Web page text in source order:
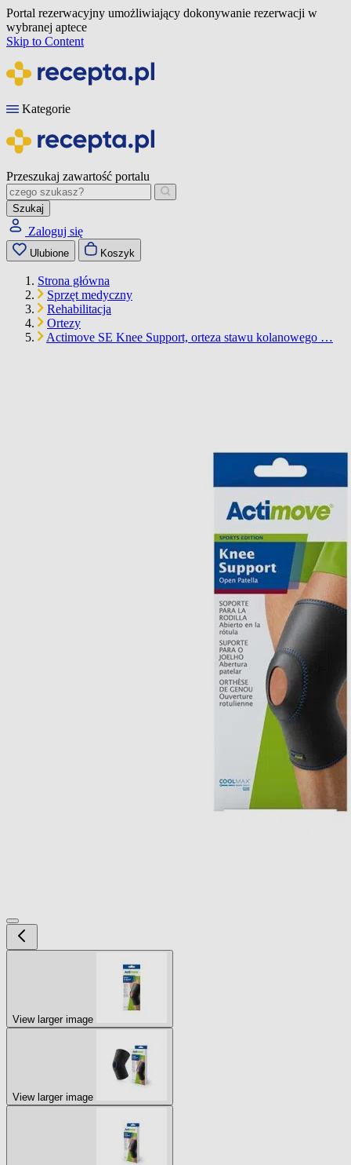
Portal rezerwacyjny umożliwiający dokonywanie rezerwacji w
wybranej aptece
Skip to Content
Kategorie
Przeszukaj zawartość portalu
Szukaj
Zaloguj się
Ulubione Koszyk
Strona główna
Sprzęt medyczny
Rehabilitacja
Ortezy
Actimove SE Knee Support, orteza stawu kolanowego …
View larger image
View larger image